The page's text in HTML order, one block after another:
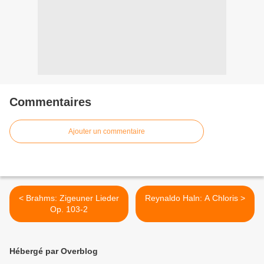
Commentaires
Ajouter un commentaire
< Brahms: Zigeuner Lieder
Op. 103-2
Reynaldo Haln: A Chloris >
Hébergé par Overblog